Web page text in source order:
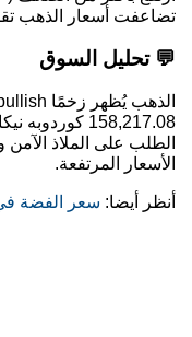
تضاعفت أسعار الذهب
💬 تحليل السوق
158,217.08 كوردوبه نيكاراجوية لكل أونصة.
الطلب على الملاذ
الأسعار المرتفعة.
أنظر أيضا: سعر الفضة في